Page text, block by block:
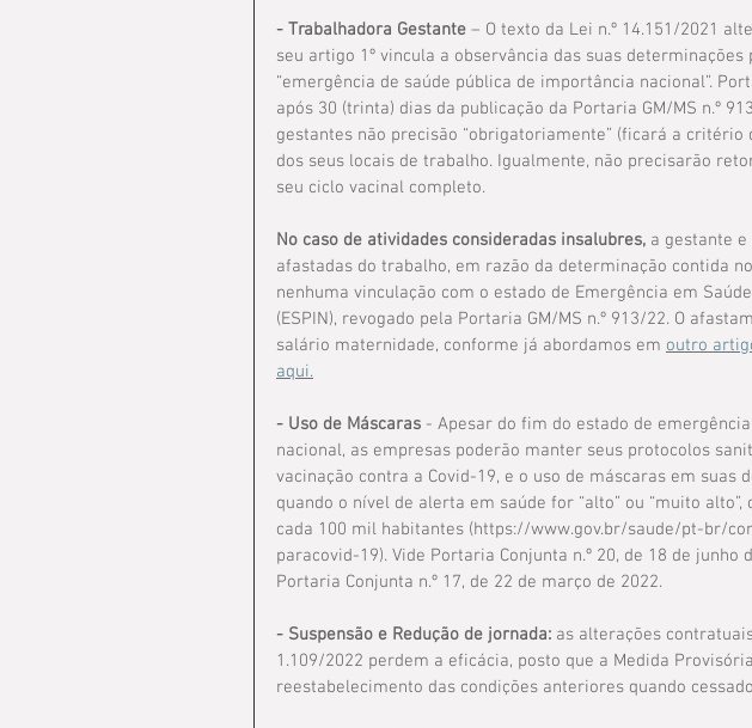
- Trabalhadora Gestante – O texto da Lei n.º 14.151/2021
seu artigo 1º vincula a observância das suas
“emergência de saúde pública de importância nacional”.
após 30 (trinta) dias da publicação da Portaria GM/MS n.º
gestantes não precisão “obrigatoriamente” (ficará a
dos seus locais de trabalho. Igualmente, não precisarão
seu ciclo vacinal completo.
No caso de atividades consideradas insalubres, a gestante
afastadas do trabalho, em razão da determinação contida
nenhuma vinculação com o estado de Emergência em
(ESPIN), revogado pela Portaria GM/MS n.º 913/22. O
salário maternidade, conforme já abordamos em outro
aqui.
- Uso de Máscaras - Apesar do fim do estado de
nacional, as empresas poderão manter seus protocolos
vacinação contra a Covid-19, e o uso de máscaras em suas
quando o nível de alerta em saúde for “alto” ou “muito
cada 100 mil habitantes (https://www.gov.br/saude/pt-br/
paracovid-19). Vide Portaria Conjunta n.º 20, de 18 de junho
Portaria Conjunta n.º 17, de 22 de março de 2022.
- Suspensão e Redução de jornada: as alterações
1.109/2022 perdem a eficácia, posto que a Medida
reestabelecimento das condições anteriores quando